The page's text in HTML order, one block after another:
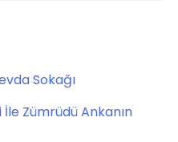
Sokağı
İle Zümrüdü Ankanın